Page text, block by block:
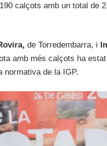
calçots amb un total de
de Torredembarra, i
amb més calçots ha
normativa de la IGP.